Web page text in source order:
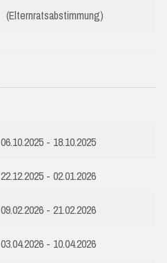
(Elternratsabstimmung)
06.10.2025 - 18.10.2025
22.12.2025 - 02.01.2026
09.02.2026 - 21.02.2026
03.04.2026 - 10.04.2026